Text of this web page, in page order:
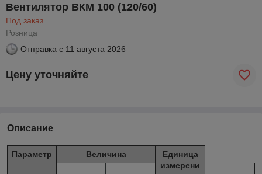
Вентилятор ВКМ 100 (120/60)
Под заказ
Розница
Отправка с 11 августа 2026
Цену уточняйте
Описание
Параметр Величина
Единица
измерени